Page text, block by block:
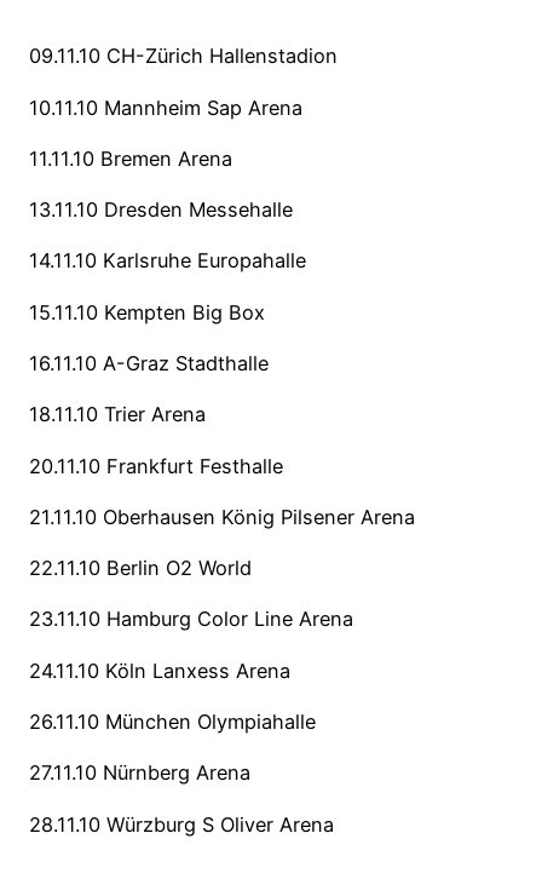
09.11.10 CH-Zürich Hallenstadion
10.11.10 Mannheim Sap Arena
11.11.10 Bremen Arena
13.11.10 Dresden Messehalle
14.11.10 Karlsruhe Europahalle
15.11.10 Kempten Big Box
16.11.10 A-Graz Stadthalle
18.11.10 Trier Arena
20.11.10 Frankfurt Festhalle
21.11.10 Oberhausen König Pilsener Arena
22.11.10 Berlin O2 World
23.11.10 Hamburg Color Line Arena
24.11.10 Köln Lanxess Arena
26.11.10 München Olympiahalle
27.11.10 Nürnberg Arena
28.11.10 Würzburg S Oliver Arena